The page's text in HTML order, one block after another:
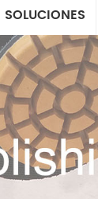
SOLUCIONES